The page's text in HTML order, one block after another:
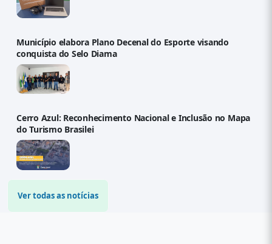
Município elabora Plano Decenal do Esporte visando
conquista do Selo Diama
Cerro Azul: Reconhecimento Nacional e Inclusão no Mapa
do Turismo Brasilei
Ver todas as notícias